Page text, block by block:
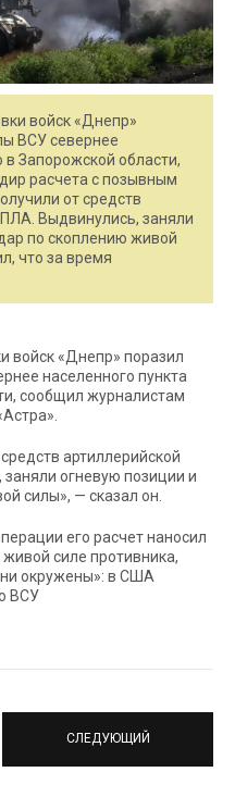
войск «Днепр»
ВСУ севернее
в Запорожской области,
расчета с позывным
от средств
Выдвинулись, заняли
по скоплению живой
что за время
войск «Днепр» поразил
населенного пункта
сообщил журналистам
артиллерийской
огневую позиции и
силы», — сказал он.
его расчет наносил
силе противника,
окружены»: в США
ВСУ
СЛЕДУЮЩИЙ